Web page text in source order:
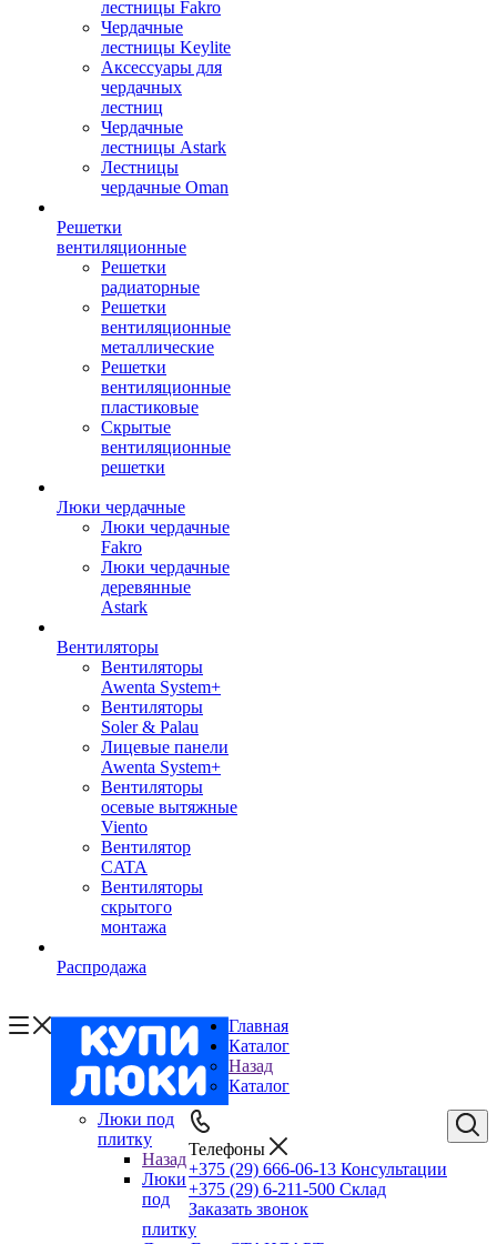
лестницы Fakro
Чердачные
лестницы Keylite
Аксессуары для
чердачных
лестниц
Чердачные
лестницы Astark
Лестницы
чердачные Oman
Решетки
вентиляционные
Решетки
радиаторные
Решетки
вентиляционные
металлические
Решетки
вентиляционные
пластиковые
Скрытые
вентиляционные
решетки
Люки чердачные
Люки чердачные
Fakro
Люки чердачные
деревянные
Astark
Вентиляторы
Вентиляторы
Awenta System+
Вентиляторы
Soler & Palau
Лицевые панели
Awenta System+
Вентиляторы
осевые вытяжные
Viento
Вентилятор
CATA
Вентиляторы
скрытого
монтажа
Распродажа
Телефоны
+375 (29) 666-06-13 Консультации
+375 (29) 6-211-500 Склад
Заказать звонок
Главная
Каталог
Назад
Каталог
Люки под
плитку
Назад
Люки
под
плитку